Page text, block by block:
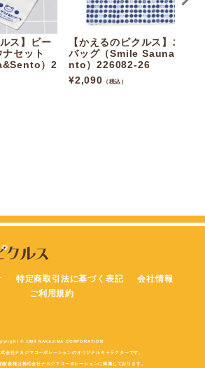
ス】ビー
セット
）2
【かえるのピクルス】エコ
バッグ（Smile Sauna&Se
nto）226082-26
¥2,090 （税込）
特定商取引法に基づく表記
会社情報
ご利用規約
© 1994 NAKAJIMA CORPORATION
会社ナカジマコーポレーションのオリジナルキャラクターです。
財産権は株式会社ナカジマコーポレーションに帰属しております。